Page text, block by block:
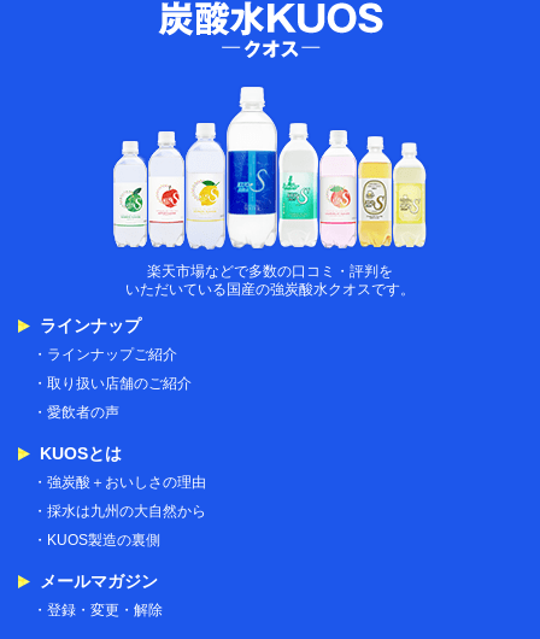
楽天市場などで多数の口コミ・評判を
いただいている国産の強炭酸水クオスです。
ラインナップ
ラインナップご紹介
取り扱い店舗のご紹介
愛飲者の声
KUOSとは
強炭酸＋おいしさの理由
採水は九州の大自然から
KUOS製造の裏側
メールマガジン
登録・変更・解除